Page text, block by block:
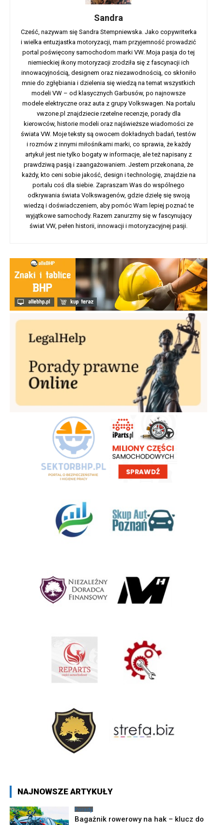
Sandra
Cześć, nazywam się Sandra Stempniewska. Jako copywriterka
i wielka entuzjastka motoryzacji, mam przyjemność prowadzić
portal poświęcony samochodom marki VW. Moja pasja do tej
niemieckiej ikony motoryzacji zrodziła się z fascynacji ich
innowacyjnością, designem oraz niezawodnością, co skłoniło
mnie do zgłębiania i dzielenia się wiedzą na temat wszystkich
modeli VW – od klasycznych Garbusów, po najnowsze
modele elektryczne oraz auta z grupy Volkswagen. Na portalu
vwzone.pl znajdziecie rzetelne recenzje, porady dla
kierowców, historie modeli oraz najświeższe wiadomości ze
świata VW. Moje teksty są owocem dokładnych badań, testów
i rozmów z innymi miłośnikami marki, co sprawia, że każdy
artykuł jest nie tylko bogaty w informacje, ale też napisany z
prawdziwą pasją i zaangażowaniem. Jestem przekonana, że
każdy, kto ceni sobie jakość, design i technologię, znajdzie na
portalu coś dla siebie. Zapraszam Was do wspólnego
odkrywania świata Volkswagenów, gdzie dzielę się swoją
wiedzą i doświadczeniem, aby pomóc Wam lepiej poznać te
wyjątkowe samochody. Razem zanurzmy się w fascynujący
świat VW, pełen historii, innowacji i motoryzacyjnej pasji.
NAJNOWSZE ARTYKUŁY
Porady
Bagażnik rowerowy na hak – klucz do